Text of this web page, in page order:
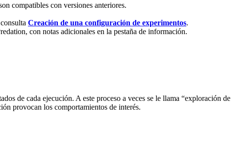
compatibles con versiones anteriores.
Creación de una configuración de experimentos.
con notas adicionales en la pestaña de información.
de cada ejecución. A este proceso a veces se le llama “exploración de
provocan los comportamientos de interés.